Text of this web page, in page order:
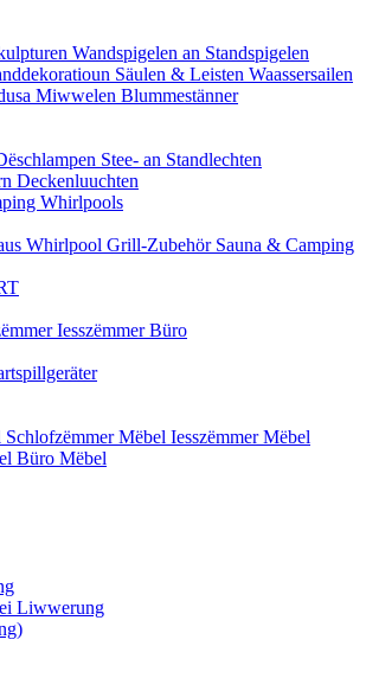
Wandspigelen an Standspigelen
Säulen & Leisten Waassersailen
Miwwelen Blummestänner
Stee- an Standlechten
Deckenluuchten
Whirlpools
Whirlpool Grill-Zubehör Sauna & Camping
IesszëmmerBüro
Schlofzëmmer Mëbel Iesszëmmer Mëbel
Büro Mëbel